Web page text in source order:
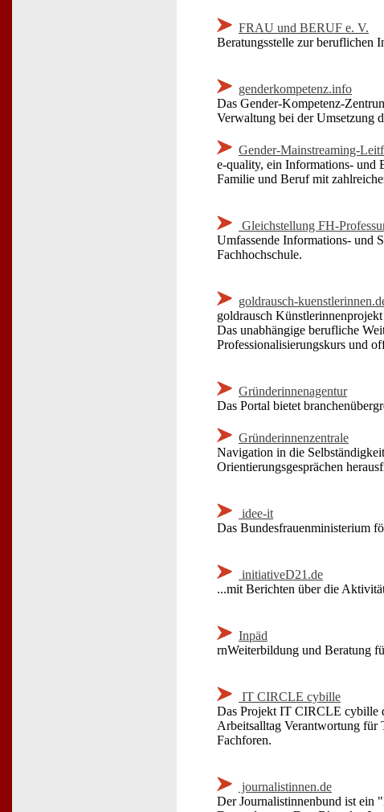
FRAU und BERUF e. V.
Beratungsstelle zur beruflichen
genderkompetenz.info
Das Gender-Kompetenz-
Verwaltung bei der Umsetzung
Gender-Mainstreaming-
e-quality, ein Informations- und
Familie und Beruf mit
Gleichstellung FH-
Umfassende Informations- und
Fachhochschule.
goldrausch-
goldrausch
Das unabhängige berufliche
Professionalisierungskurs und
Gründerinnenagentur
Das Portal bietet
Gründerinnenzentrale
Navigation in die
Orientierungsgesprächen
idee-it
Das Bundesfrauenministerium
initiativeD21.de
...mit Berichten über die
Inpäd
rnWeiterbildung und Beratung
IT CIRCLE cybille
Das Projekt IT CIRCLE cybille
Arbeitsalltag Verantwortung für
Fachforen.
journalistinnen.de
Der Journalistinnenbund ist ein